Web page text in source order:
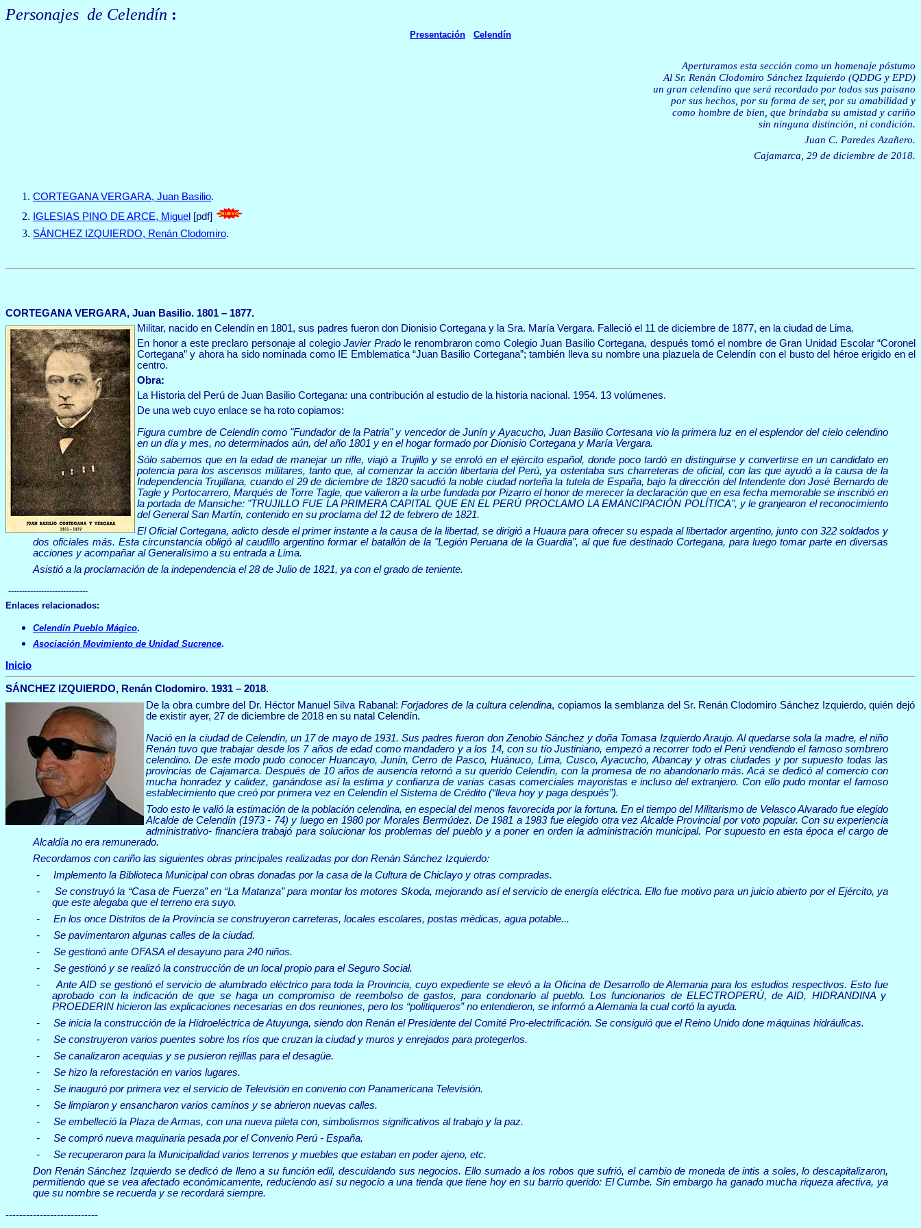
Personajes de Celendín :
Presentación Celendín
Aperturamos esta sección como un homenaje póstumo
Al Sr. Renán Clodomiro Sánchez Izquierdo (QDDG y EPD)
un gran celendino que será recordado por todos sus paisano
por sus hechos, por su forma de ser, por su amabilidad y
como hombre de bien, que brindaba su amistad y cariño
sin ninguna distinción, ni condición.
Juan C. Paredes Azañero.
Cajamarca, 29 de diciembre de 2018.
CORTEGANA VERGARA, Juan Basilio.
IGLESIAS PINO DE ARCE, Miguel [pdf]
SÁNCHEZ IZQUIERDO, Renán Clodomiro.
CORTEGANA VERGARA, Juan Basilio. 1801 – 1877.
Militar, nacido en Celendín en 1801, sus padres fueron don Dionisio Cortegana y la Sra. María Vergara. Falleció el 11 de diciembre de 1877, en la ciudad de Lima.
En honor a este preclaro personaje al colegioJavier Pradole renombraron como Colegio Juan Basilio Cortegana, después tomó el nombre de Gran Unidad Escolar “Coronel
Cortegana” y ahora ha sido nominada como IE Emblematica “Juan Basilio Cortegana”; también lleva su nombre una plazuela de Celendín con el busto del héroe erigido en el
centro.
Obra:
La Historia del Perú de Juan Basilio Cortegana: una contribución al estudio de la historia nacional . 1954. 13 volúmenes.
De una web cuyo enlace se ha roto copiamos:
Figura cumbre de Celendín como "Fundador de la Patria" y vencedor de Junín y Ayacucho, Juan Basilio Cortesana vio la primera luz en el esplendor del cielo celendino
en un día y mes, no determinados aún, del año 1801 y en el hogar formado por Dionisio Cortegana y María Vergara.
Sólo sabemos que en la edad de manejar un rifle, viajó a Trujillo y se enroló en el ejército español, donde poco tardó en distinguirse y convertirse en un candidato en
potencia para los ascensos militares, tanto que, al comenzar la acción libertaria del Perú, ya ostentaba sus charreteras de oficial, con las que ayudó a la causa de la
Independencia Trujillana, cuando el 29 de diciembre de 1820 sacudió la noble ciudad norteña la tutela de España, bajo la dirección del Intendente don José Bernardo de
Tagle y Portocarrero, Marqués de Torre Tagle, que valieron a la urbe fundada por Pizarro el honor de merecer la declaración que en esa fecha memorable se inscribió en
la portada de Mansiche: "TRUJILLO FUE LA PRIMERA CAPITAL QUE EN EL PERÚ PROCLAMO LA EMANCIPACIÓN POLÍTICA", y le granjearon el reconocimiento
del General San Martín, contenido en su proclama del 12 de febrero de 1821.
El Oficial Cortegana, adicto desde el primer instante a la causa de la libertad, se dirigió a Huaura para ofrecer su espada al libertador argentino, junto con 322 soldados y
dos oficiales más. Esta circunstancia obligó al caudillo argentino formar el batallón de la "Legión Peruana de la Guardia", al que fue destinado Cortegana, para luego tomar parte en diversas
acciones y acompañar al Generalísimo a su entrada a Lima.
Asistió a la proclamación de la independencia el 28 de Julio de 1821, ya con el grado de teniente.
-----------------------------
Enlaces relacionados:
Celendín Pueblo Mágico.
Asociación Movimiento de Unidad Sucrence.
Inicio
SÁNCHEZ IZQUIERDO, Renán Clodomiro. 1931 – 2018.
De la obra cumbre del Dr. Héctor Manuel Silva Rabanal:Forjadores de la cultura celendina, copiamos la semblanza del Sr. Renán Clodomiro Sánchez Izquierdo, quién dejó
de existir ayer, 27 de diciembre de 2018 en su natal Celendín.
Nació en la ciudad de Celendín, un 17 de mayo de 1931. Sus padres fueron don Zenobio Sánchez y doña Tomasa Izquierdo Araujo. Al quedarse sola la madre, el niño
Renán tuvo que trabajar desde los 7 años de edad como mandadero y a los 14, con su tío Justiniano, empezó a recorrer todo el Perú vendiendo el famoso sombrero
celendino. De este modo pudo conocer Huancayo, Junín, Cerro de Pasco, Huánuco, Lima, Cusco, Ayacucho, Abancay y otras ciudades y por supuesto todas las
provincias de Cajamarca. Después de 10 años de ausencia retornó a su querido Celendín, con la promesa de no abandonarlo más. Acá se dedicó al comercio con
mucha honradez y calidez, ganándose así la estima y confianza de varias casas comerciales mayoristas e incluso del extranjero. Con ello pudo montar el famoso
establecimiento que creó por primera vez en Celendín el Sistema de Crédito (“lleva hoy y paga después”).
Todo esto le valió la estimación de la población celendina, en especialdel menos favorecida por la fortuna. En el tiempo del Militarismo de Velasco Alvarado fue elegido
Alcalde de Celendín (1973 - 74) y luego en 1980 por Morales Bermúdez. De 1981 a 1983 fue elegido otra vez Alcalde Provincial por voto popular. Con su experiencia
administrativo- financiera trabajó para solucionar los problemas del pueblo y a poner en orden la administración municipal. Por supuesto en esta época el cargo de
Alcaldía no era remunerado.
Recordamos con cariño las siguientes obras principales realizadas por don Renán Sánchez Izquierdo:
-
Implemento la Biblioteca Municipal con obras donadas por la casa de la Cultura de Chiclayo y otras compradas.
-
Se construyó la “Casa de Fuerza” en “La Matanza” para montar los motores Skoda, mejorando así el servicio de energía eléctrica. Ello fue motivo para un juicio abierto por el Ejército, ya
que este alegaba que el terreno era suyo.
-
En los once Distritos de la Provincia se construyeron carreteras, locales escolares, postas médicas, agua potable...
-
Se pavimentaron algunas calles de la ciudad.
-
Se gestionó ante OFASAel desayuno para 240 niños.
-
Se gestionó y se realizó la construcción de un local propio para el Seguro Social.
-
Ante AID se gestionó el servicio de alumbrado eléctrico para toda la Provincia, cuyo expediente se elevó a la Oficina de Desarrollo de Alemania para los estudios respectivos. Esto fue
aprobado con la indicación de que se haga un compromiso de reembolso de gastos, para condonarlo al pueblo. Los funcionarios de ELECTROPERÚ, de AID, HIDRANDINA y
PROEDERIN hicieron las explicaciones necesarias en dos reuniones, pero los “politiqueros” no entendieron, se informó a Alemania la cual cortó la ayuda.
-
Se inicia la construcción de la Hidroeléctrica de Atuyunga, siendo don Renán el Presidente del Comité Pro-electrificación. Se consiguió que el Reino Unido done máquinas hidráulicas.
-
Se construyeron varios puentes sobre los ríos que cruzan la ciudad y muros y enrejados para protegerlos.
-
Se canalizaron acequias y se pusieron rejillas para el desagüe.
-
Se hizo la reforestación en varios lugares.
-
Se inauguró por primera vez el servicio de Televisión en convenio con Panamericana Televisión.
-
Se limpiaron y ensancharon varios caminos y se abrieron nuevas calles.
-
Se embelleció la Plaza de Armas, con una nueva pileta con, simbolismos significativos al trabajo y la paz.
-
Se compró nueva maquinaria pesada por el Convenio Perú - España.
-
Se recuperaron para la Municipalidad varios terrenos y muebles que estaban en poder ajeno, etc.
Don Renán Sánchez Izquierdo se dedicó de lleno a su función edil, descuidando sus negocios. Ello sumado a los robos que sufrió, el cambio de moneda de intis a soles, lo descapitalizaron,
permitiendo que se vea afectado económicamente, reduciendo así su negocio a una tienda que tiene hoy en su barrio querido: El Cumbe. Sin embargo ha ganado mucha riqueza afectiva, ya
que su nombre se recuerda y se recordará siempre.
---------------------------